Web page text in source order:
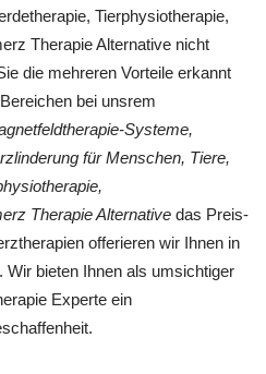
Tierphysiotherapie,
Therapie Alternative nicht
die mehreren Vorteile erkannt
bei unsrem
Systeme,
für Menschen, Tiere,
Therapie Alternative das Preis-
offerieren wir Ihnen in
bieten Ihnen als umsichtiger
Experte ein